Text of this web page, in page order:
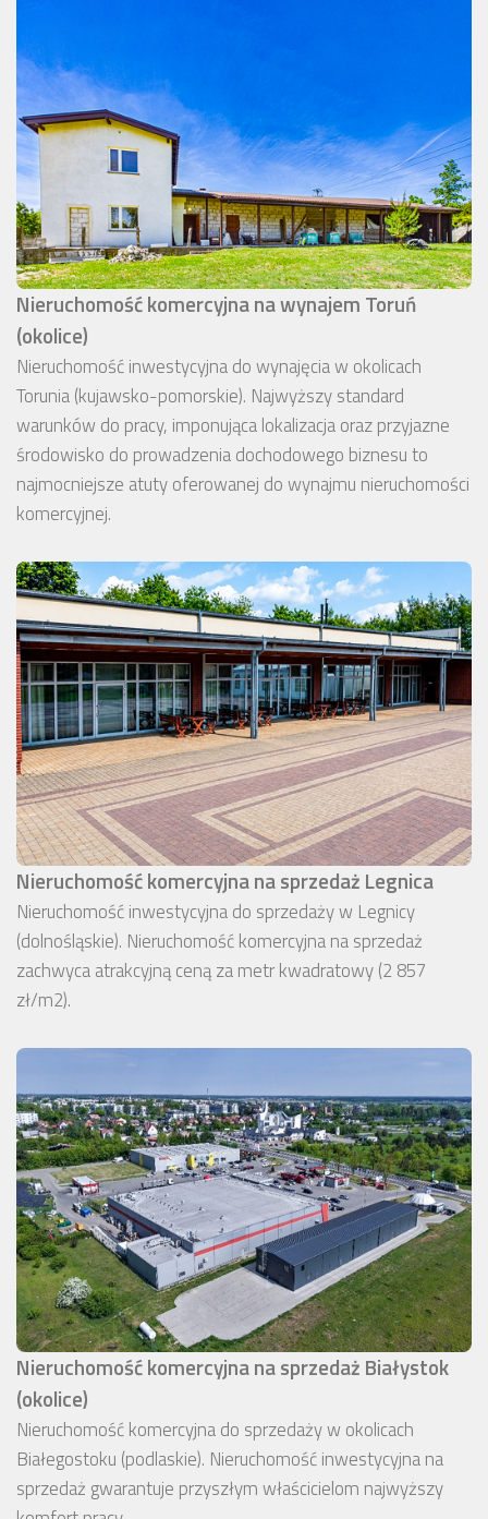
Nieruchomość komercyjna na wynajem Toruń
(okolice)
Nieruchomość inwestycyjna do wynajęcia w okolicach
Torunia (kujawsko-pomorskie). Najwyższy standard
warunków do pracy, imponująca lokalizacja oraz przyjazne
środowisko do prowadzenia dochodowego biznesu to
najmocniejsze atuty oferowanej do wynajmu nieruchomości
komercyjnej.
Nieruchomość komercyjna na sprzedaż Legnica
Nieruchomość inwestycyjna do sprzedaży w Legnicy
(dolnośląskie). Nieruchomość komercyjna na sprzedaż
zachwyca atrakcyjną ceną za metr kwadratowy (2 857
zł/m2).
Nieruchomość komercyjna na sprzedaż Białystok
(okolice)
Nieruchomość komercyjna do sprzedaży w okolicach
Białegostoku (podlaskie). Nieruchomość inwestycyjna na
sprzedaż gwarantuje przyszłym właścicielom najwyższy